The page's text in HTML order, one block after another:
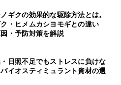
ギクの効果的な駆除方法とは。
・ヒメムカシヨモギとの違い
・予防対策を解説
日照不足でもストレスに負けな
イオスティミュラント資材の選